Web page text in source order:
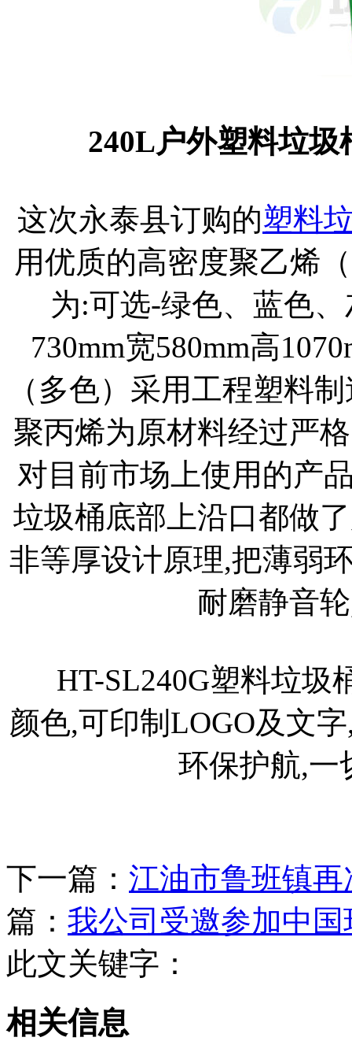
240L户外塑料垃圾
这次永泰县订购的塑料
用优质的高密度聚乙烯
为:可选-绿色、蓝色
730mm宽580mm高
（多色）采用工程塑料
聚丙烯为原材料经过严
对目前市场上使用的产
垃圾桶底部上沿口都做
非等厚设计原理,把薄弱
耐磨静音
HT-SL240G塑料垃圾
颜色,可印制LOGO及文
环保护航,一
下一篇： 江油市鲁班镇
篇： 我公司受邀参加中
此文关键字：
相关信息